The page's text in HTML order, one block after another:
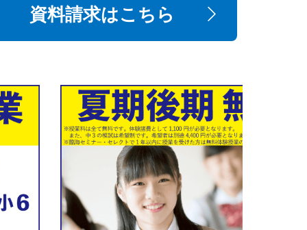
資料請求はこちら